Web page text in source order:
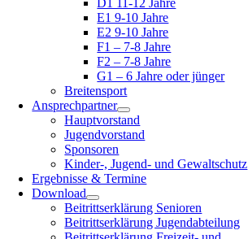
D1 11-12 Jahre
E1 9-10 Jahre
E2 9-10 Jahre
F1 – 7-8 Jahre
F2 – 7-8 Jahre
G1 – 6 Jahre oder jünger
Breitensport
Ansprechpartner
Hauptvorstand
Jugendvorstand
Sponsoren
Kinder-, Jugend- und Gewaltschutz
Ergebnisse & Termine
Download
Beitrittserklärung Senioren
Beitrittserklärung Jugendabteilung